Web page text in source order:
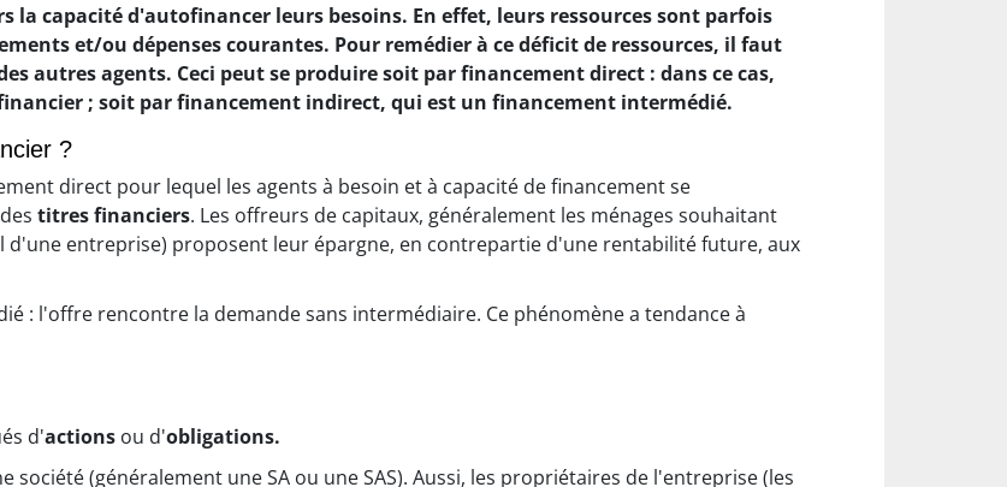
la capacité d'autofinancer leurs besoins. En effet, leurs ressources sont parfois
et/ou dépenses courantes. Pour remédier à ce déficit de ressources, il faut
autres agents. Ceci peut se produire soit par financement direct : dans ce cas,
; soit par financement indirect, qui est un financement intermédié.
?
direct pour lequel les agents à besoin et à capacité de financement se
titres financiers. Les offreurs de capitaux, généralement les ménages souhaitant
d'une entreprise) proposent leur épargne, en contrepartie d'une rentabilité future, aux
: l'offre rencontre la demande sans intermédiaire. Ce phénomène a tendance à
d'actions ou d'obligations.
société (généralement uneSA ou uneSAS). Aussi, les propriétaires de l'entreprise (les